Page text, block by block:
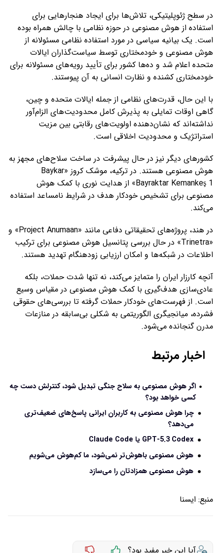
در سطح ژئوپلیتیکی، تلاش‌ها برای ایجاد هنجارهایی برای
استفاده از هوش مصنوعی در حوزه نظامی با چالش همراه بوده
است. یک بیانیه سیاسی در مورد استفاده نظامی مسئولانه از
هوش مصنوعی و خودمختاری توسط سیاست‌گذاران ایالات
متحده اعلام شد و ده‌ها کشور برای تأیید رویه‌های مسئولانه برای
خودمختاری کشنده و نظارت انسانی به آن پیوستند.
با این حال، قدرت‌های نظامی از جمله ایالات متحده و چین،
گاهی اوقات تمایلی به پذیرش کامل محدودیت‌های الزام‌آور
نداشته‌اند که نشان‌دهنده اولویت‌های رقابتی بین مزیت
استراتژیک و محدودیت اخلاقی است.
کشورهای دیگر نیز در حال پیشرفت در ساخت سلاح‌های مجهز به
هوش مصنوعی هستند. در ترکیه، موشک کروز «Baykar
Bayraktar Kemankeş 1» از هدایت نوری با کمک هوش
مصنوعی برای تشخیص خودکار هدف در شرایط نامساعد استفاده
می‌کند.
در هند، پروژه‌های تحقیقاتی دفاعی مانند «Project Anumaan» و
«Trinetra» در حال بررسی پتانسیل هوش مصنوعی برای ترکیب
اطلاعات در شبکه‌ها و امکان ارزیابی زودهنگام تهدید هستند.
آنچه کارزار ایران را متمایز می‌کند، نه تنها شدت حملات، بلکه
عادی‌سازی هدف‌گیری با کمک هوش مصنوعی در مقیاس وسیع
است. از فهرست‌های خودکار حملات گرفته تا بررسی‌های حقوقی
فشرده، میانجیگری الگوریتمی به شکلی بی‌سابقه در منازعات
مدرن گنجانده می‌شود.
اخبار مرتبط
اگر هوش مصنوعی به سلاح جنگی تبدیل شود، کنترلش دست چه
کسی خواهد بود؟
چرا هوش مصنوعی به کاربران ایرانی پاسخ‌های ضعیف‌تری
می‌دهد؟
GPT-5.3 Codex یا Claude Code
هوش مصنوعی باهوش‌تر نمی‌شود، ما کم‌هوش می‌شویم
هوش مصنوعی همزادتان را می‌سازد
منبع: ايسنا
آیا این خبر مفید بود؟